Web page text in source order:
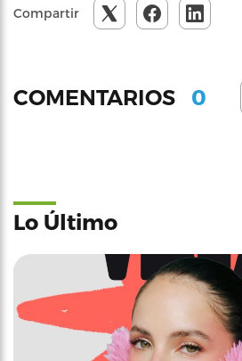
Compartir
COMENTARIOS 0
Lo Último